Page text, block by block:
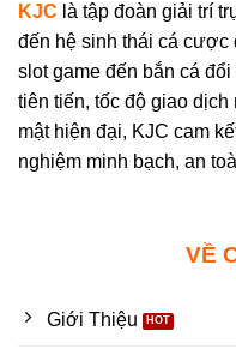
KJC là tập đoàn giải trí
đến hệ sinh thái cá cược
slot game đến bắn cá
tiên tiến, tốc độ giao
mật hiện đại, KJC cam
nghiệm minh bạch, an
VỀ
Giới Thiệu